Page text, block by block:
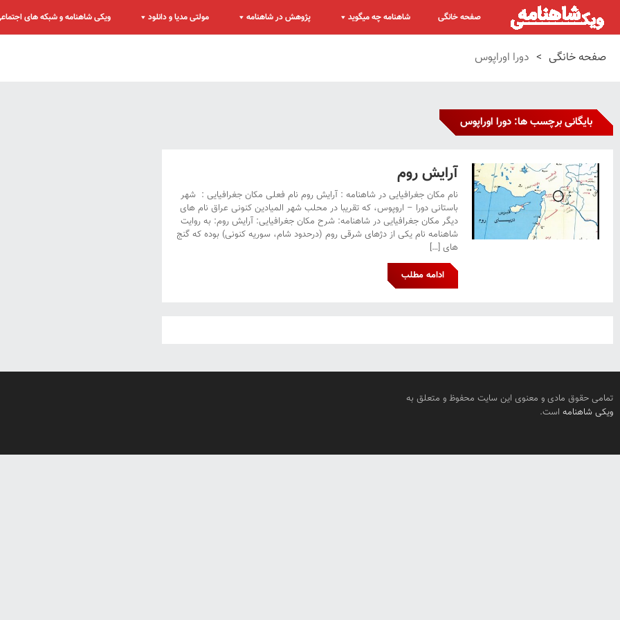
صفحه خانگی شاهنامه چه میگوید پژوهش در شاهنامه مولتی مدیا و دانلود ویکی شاهنامه و شبکه های
صفحه خانگی > دورا اوراپوس
بایگانی برچسب ها: دورا اوراپوس
آرایش روم
نام مکان جغرافیایی در شاهنامه : آرایش روم نام فعلی مکان جغرافیایی : شهر
باستانی دورا – اروپوس، که تقریبا در محلب شهر المیادین کنونی عراق نام های
دیگر مکان جغرافیایی در شاهنامه: شرح مکان جغرافیایی: آرایش روم: به روایت
شاهنامه نام یکی از دژهای شرقی روم (درحدود شام، سوریه کنونی) بوده که گنج
های […]
ادامه مطلب
تمامی حقوق مادی و معنوی این سایت محفوظ و متعلق به
ویکی شاهنامه است.